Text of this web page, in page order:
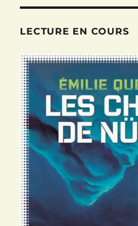
Issei
Kojino
LECTURE EN COURS